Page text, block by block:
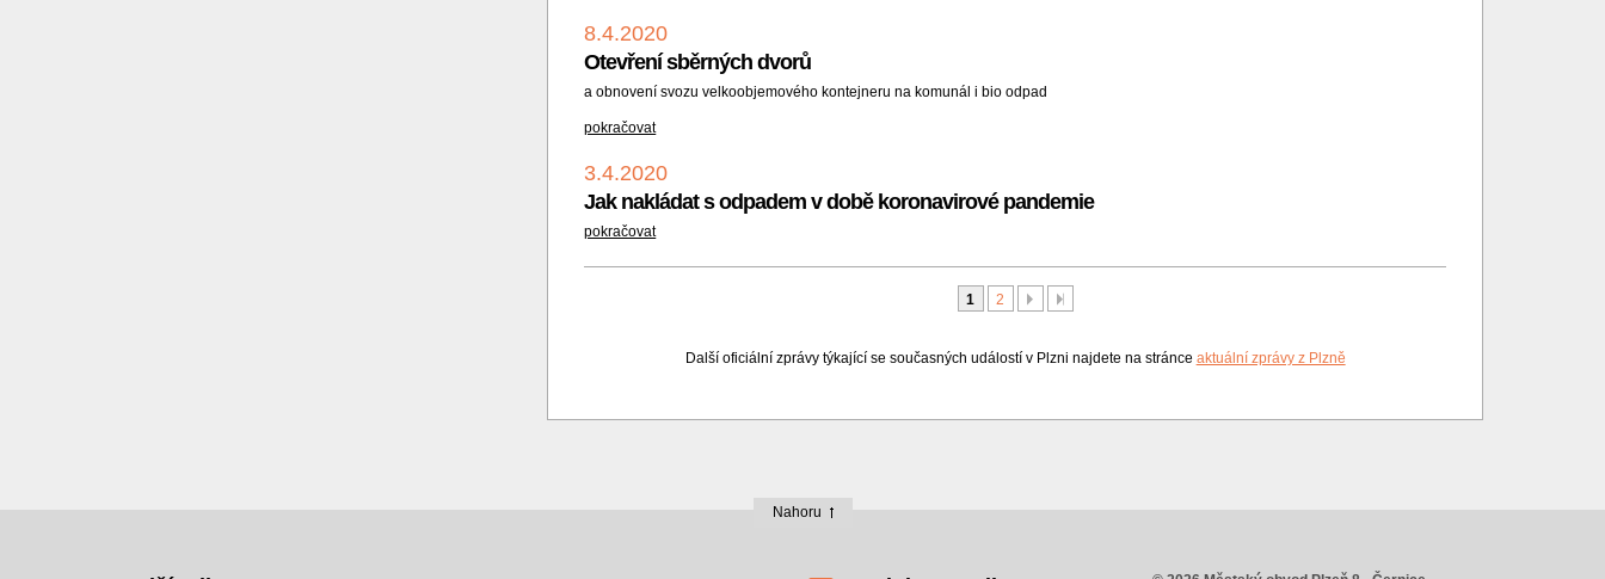
8.4.2020
Otevření sběrných dvorů
a obnovení svozu velkoobjemového kontejneru na komunál i bio odpad
pokračovat
3.4.2020
Jak nakládat s odpadem v době koronavirové pandemie
pokračovat
1 2 DalšíPoslední
Další oficiální zprávy týkající se současných událostí v Plzni najdete na stránce aktuální zprávy z Plzně
Nahoru